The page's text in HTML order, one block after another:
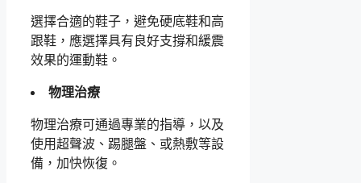
選擇合適的鞋子，避免硬底鞋和高
跟鞋，應選擇具有良好支撐和緩震
效果的運動鞋。
物理治療
物理治療可通過專業的指導，以及
使用超聲波、踢腿盤、或熱敷等設
備，加快恢復。